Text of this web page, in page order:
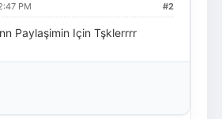
#2
PM
Paylaşimin Için Tşklerrrr